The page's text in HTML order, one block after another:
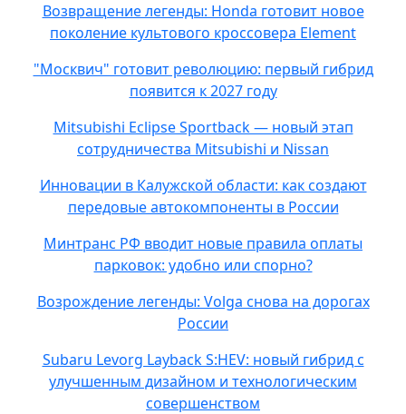
Возвращение легенды: Honda готовит новое
поколение культового кроссовера Element
"Москвич" готовит революцию: первый гибрид
появится к 2027 году
Mitsubishi Eclipse Sportback — новый этап
сотрудничества Mitsubishi и Nissan
Инновации в Калужской области: как создают
передовые автокомпоненты в России
Минтранс РФ вводит новые правила оплаты
парковок: удобно или спорно?
Возрождение легенды: Volga снова на дорогах
России
Subaru Levorg Layback S:HEV: новый гибрид с
улучшенным дизайном и технологическим
совершенством